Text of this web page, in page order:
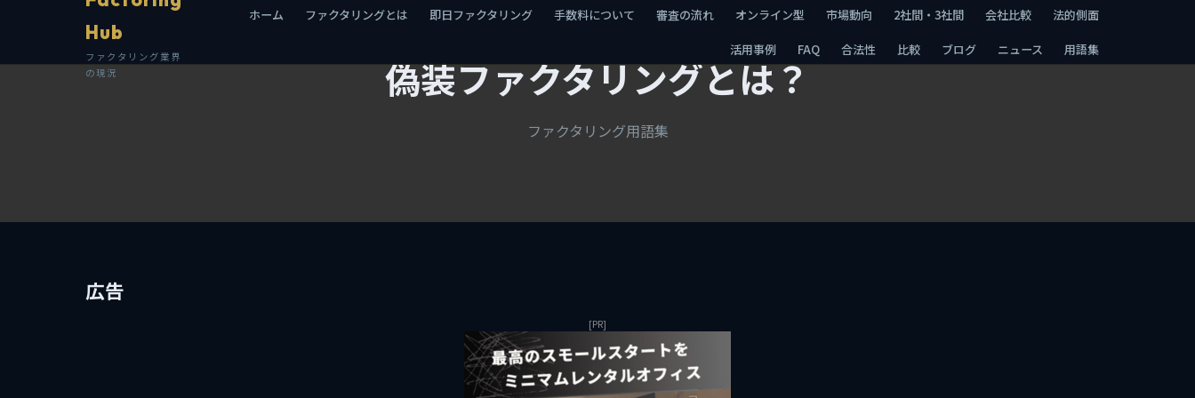
Hub
ファクタリング業界
の現況
ホーム ファクタリングとは 即日ファクタリング 手数料について 審査の流れ オンライン型 市場動向 2社間・3社間 会社比較 法的側面
活用事例 FAQ 合法性 比較 ブログ ニュース 用語集
偽装ファクタリングとは？
ファクタリング用語集
広告
[PR]